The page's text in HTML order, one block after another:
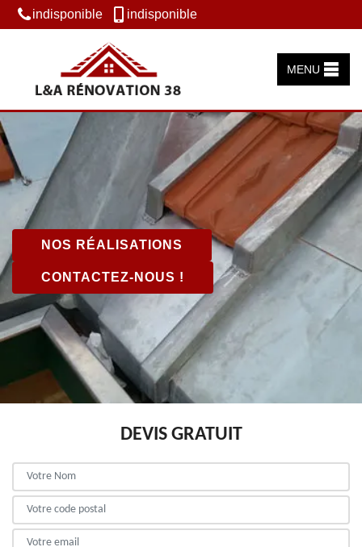
indisponible indisponible
MENU
NOS RÉALISATIONS
CONTACTEZ-NOUS !
DEVIS GRATUIT